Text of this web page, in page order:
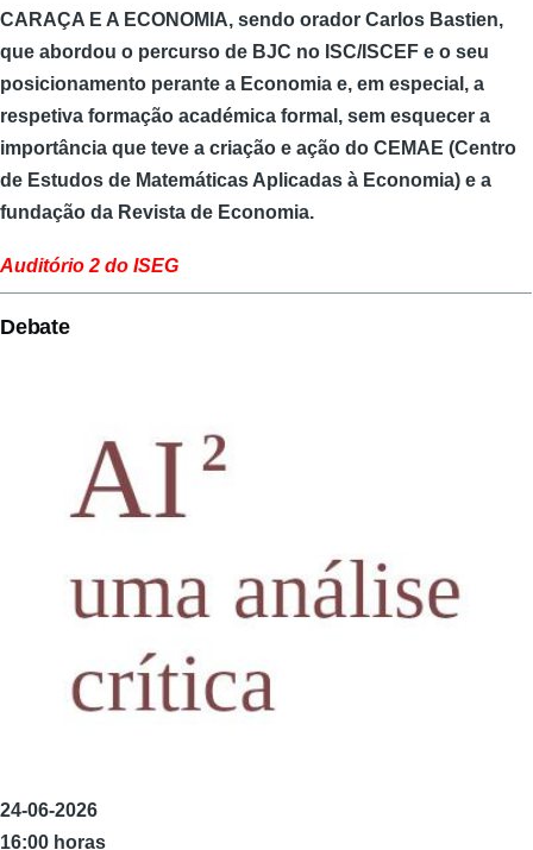
CARAÇA E A ECONOMIA, sendo orador Carlos Bastien,
que abordou o percurso de BJC no ISC/ISCEF e o seu
posicionamento perante a Economia e, em especial, a
respetiva formação académica formal, sem esquecer a
importância que teve a criação e ação do CEMAE (Centro
de Estudos de Matemáticas Aplicadas à Economia) e a
fundação da Revista de Economia.
Auditório 2 do ISEG
Debate
24-06-2026
16:00 horas